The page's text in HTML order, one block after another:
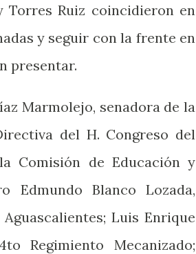
Torres Ruiz coincidieron en
y seguir con la frente en
presentar.
Marmolejo, senadora de la
del H. Congreso del
Comisión de Educación y
Edmundo Blanco Lozada,
Luis Enrique
Regimiento Mecanizado;